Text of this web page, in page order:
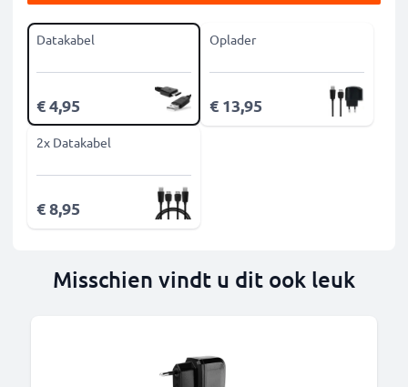
Datakabel
€ 4,95
Oplader
€ 13,95
2x Datakabel
€ 8,95
Misschien vindt u dit ook leuk